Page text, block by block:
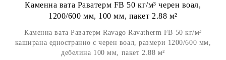
Каменна вата Раватерм FB 50 кг/м³ черен воал,
1200/600 мм, 100 мм, пакет 2.88 м²
Каменна вата Раватерм Ravago Ravatherm FB 50 кг/м³
каширана едностранно с черен воал, размери 1200/600 мм,
дебелина 100 мм, пакет 2.88 м²